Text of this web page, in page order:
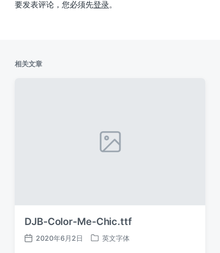
要发表评论，您必须先登录。
相关文章
DJB-Color-Me-Chic.ttf
发
2020年6月2日
发
英文字体